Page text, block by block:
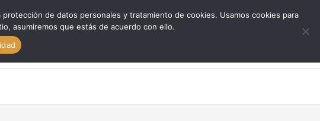
de datos personales y tratamiento de cookies. Usamos cookies para
asumiremos que estás de acuerdo con ello.